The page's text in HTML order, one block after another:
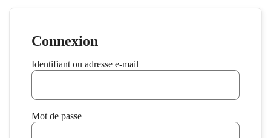
Connexion
Identifiant ou adresse e-mail
Mot de passe